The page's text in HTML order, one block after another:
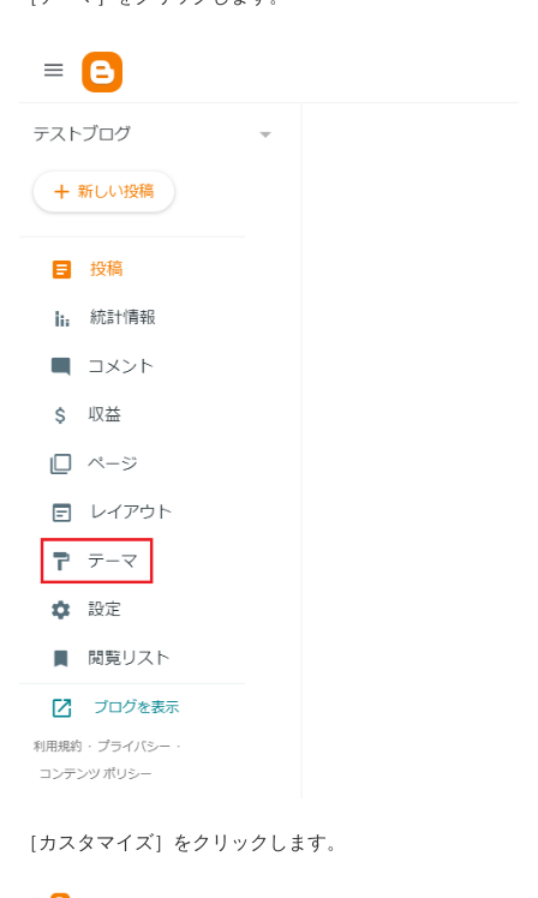
［カスタマイズ］をクリックします。